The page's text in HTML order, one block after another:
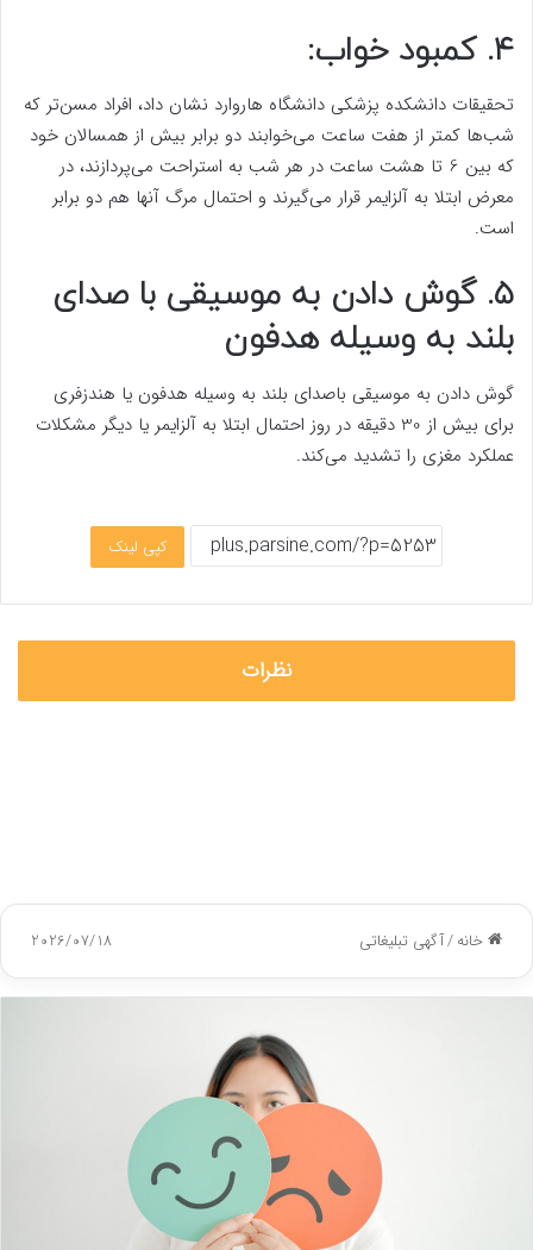
۴. کمبود خواب:
تحقیقات دانشکده پزشکی دانشگاه هاروارد نشان داد، افراد مسن‌تر که
شب‌ها کمتر از هفت ساعت می‌خوابند دو برابر بیش از همسالان خود
که بین 6 تا هشت ساعت در هر شب به استراحت می‌پردازند، در
معرض ابتلا به آلزایمر قرار می‌گیرند و احتمال مرگ آنها هم دو برابر
است.
۵. گوش دادن به موسیقی با صدای
بلند به وسیله هدفون
گوش دادن به موسیقی‌ باصدای بلند به وسیله هدفون یا هندزفری
برای بیش از 30 دقیقه در روز احتمال ابتلا به آلزایمر یا دیگر مشکلات
عملکرد مغزی را تشدید می‌کند.
کپی لینک
نظرات